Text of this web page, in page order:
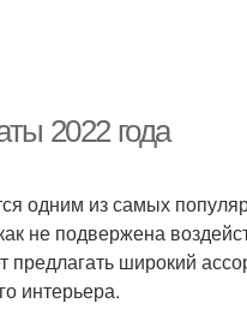
2022 года
одним из самых
не подвержена
широкий
интерьера.